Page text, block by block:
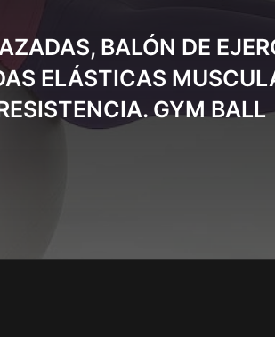
BALÓN DE
ELÁSTICAS
GYM BALL